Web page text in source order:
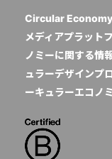
Circular Economy
メディアプラット
ノミーに関する情
ュラーデザインプ
ーキュラーエコノ